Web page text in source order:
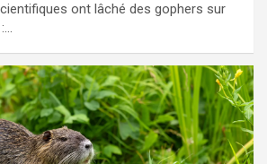
ont lâché des gophers sur